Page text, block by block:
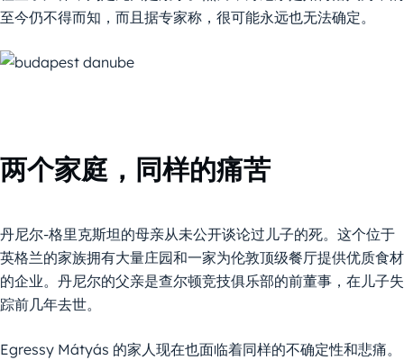
至今仍不得而知，而且据专家称，很可能永远也无法确定。
两个家庭，同样的痛苦
丹尼尔-格里克斯坦的母亲从未公开谈论过儿子的死。这个位于
英格兰的家族拥有大量庄园和一家为伦敦顶级餐厅提供优质食材
的企业。丹尼尔的父亲是查尔顿竞技俱乐部的前董事，在儿子失
踪前几年去世。
Egressy Mátyás 的家人现在也面临着同样的不确定性和悲痛。